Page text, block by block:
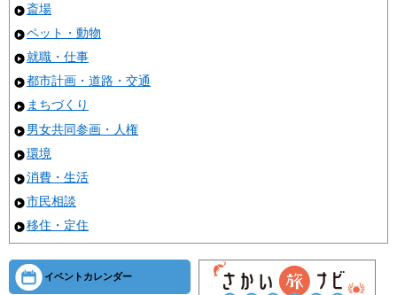
斎場
ペット・動物
就職・仕事
都市計画・道路・交通
まちづくり
男女共同参画・人権
環境
消費・生活
市民相談
移住・定住
イベントカレンダー